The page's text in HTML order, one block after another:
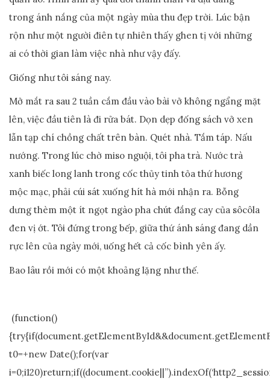
trong ánh nắng của một ngày mùa thu đẹp trời. Lúc bận
rộn như một người điên tự nhiên thấy ghen tị với những
ai có thời gian làm việc nhà như vậy đấy.
Giống như tôi sáng nay.
Mở mắt ra sau 2 tuần cắm đầu vào bài vở không ngẩng mặt
lên, việc đầu tiên là đi rửa bát. Dọn dẹp đống sách vở xen
lẫn tạp chí chồng chất trên bàn. Quét nhà. Tắm táp. Nấu
nướng. Trong lúc chờ miso nguội, tôi pha trà. Nước trà
xanh biếc long lanh trong cốc thủy tinh tỏa thứ hương
mộc mạc, phải cúi sát xuống hít hà mới nhận ra. Bỗng
dưng thèm một ít ngọt ngào pha chút đắng cay của sôcôla
đen vị ớt. Tôi đứng trong bếp, giữa thứ ánh sáng đang dần
rực lên của ngày mới, uống hết cả cốc bình yên ấy.
Bao lâu rồi mới có một khoảng lặng như thế.
(function()
t0=+new Date();for(var